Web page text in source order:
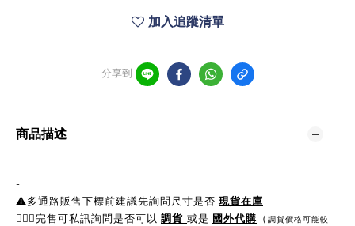
加入追蹤清單
分享到
商品描述
-
⚠️多通路販售下標前建議先詢問尺寸是否 現貨在庫
🙋🏼‍♀完售可私訊詢問是否可以 調貨 或是 國外代購 （ 調貨價格可能較